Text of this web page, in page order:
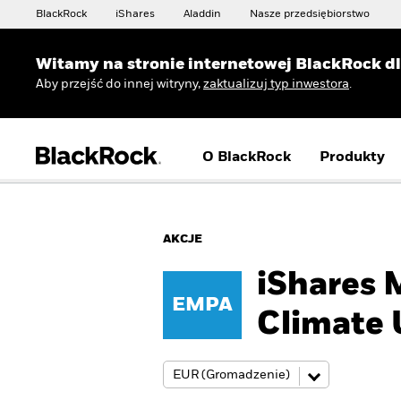
BlackRock iShares Aladdin Nasze przedsiębiorstwo
Witamy na stronie internetowej BlackRock
Aby przejść do innej witryny, zaktualizuj typ inwestora
O BlackRock Produkty
AKCJE
EMPA
iShares
Climate